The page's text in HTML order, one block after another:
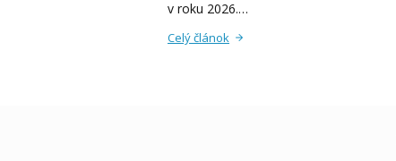
v roku 2026.…
Celý článok